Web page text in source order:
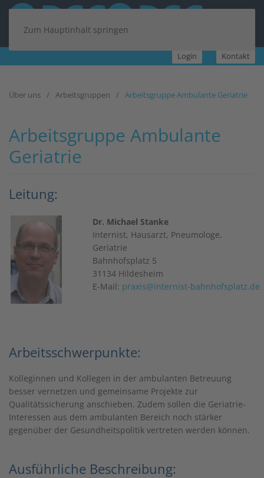
Zum Hauptinhalt springen
Login Kontakt
Über uns Arbeitsgruppen Arbeitsgruppe Ambulante Geriatrie
Arbeitsgruppe Ambulante
Geriatrie
Leitung:
Dr. Michael Stanke
Internist, Hausarzt, Pneumologe,
Geriatrie
Bahnhofsplatz 5
31134 Hildesheim
E-Mail: praxis@internist-bahnhofsplatz.de
Arbeitsschwerpunkte:
Kolleginnen und Kollegen in der ambulanten Betreuung
besser vernetzen und gemeinsame Projekte zur
Qualitätssicherung anschieben. Zudem sollen die Geriatrie-
Interessen aus dem ambulanten Bereich noch stärker
gegenüber der Gesundheitspolitik vertreten werden können.
Ausführliche Beschreibung: